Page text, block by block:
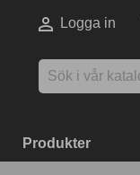
 Logga in
Produkter